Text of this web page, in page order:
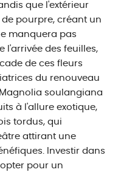
que l'extérieur
pourpre, créant un
manquera pas
l'arrivée des feuilles,
de ces fleurs
du renouveau
soulangiana
à l'allure exotique,
tordus, qui
attirant une
Investir dans
pour un